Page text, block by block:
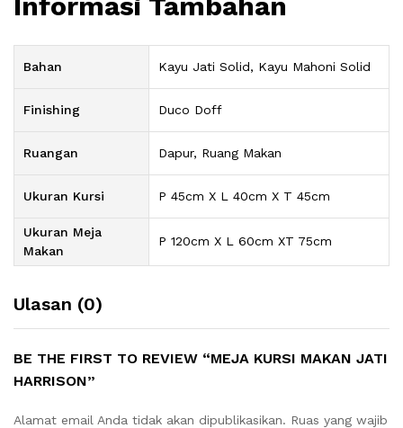
Bahan Kayu Jati Solid, Kayu Mahoni Solid
Finishing Duco Doff
Ruangan Dapur, Ruang Makan
Ukuran Kursi P 45cm X L 40cm X T 45cm
Ukuran Meja
Makan
P 120cm X L 60cm XT 75cm
Ulasan (0)
BE THE FIRST TO REVIEW “MEJA KURSI MAKAN JATI
HARRISON”
Alamat email Anda tidak akan dipublikasikan. Ruas yang wajib